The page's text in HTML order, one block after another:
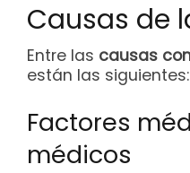
Causas de
Entre las causas
están las siguientes:
Factores
médicos